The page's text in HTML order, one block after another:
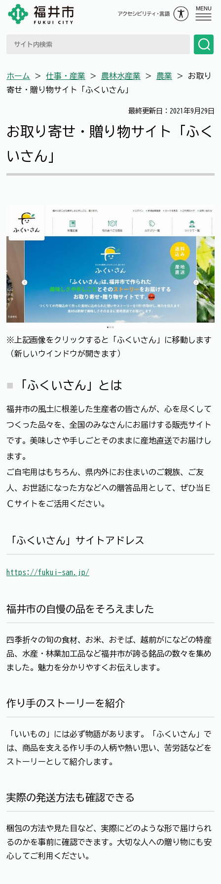
MENU
ホーム ＞ 仕事・産業 ＞ 農林水産業 ＞ 農業 ＞ お取り
寄せ・贈り物サイト「ふくいさん」
最終更新日：2021年9月29日
お取り寄せ・贈り物サイト「ふく
いさん」
※上記画像をクリックすると「ふくいさん」に移動します
（新しいウインドウが開きます）
「ふくいさん」とは
福井市の風土に根差した生産者の皆さんが、心を尽くして
つくった品々を、全国のみなさんにお届けする販売サイト
です。美味しさや手しごとそのままに産地直送でお届けし
ます。
ご自宅用はもちろん、県内外にお住まいのご親族、ご友
人、お世話になった方などへの贈答品用として、ぜひ当Ｅ
Ｃサイトをご活用ください。
「ふくいさん」サイトアドレス
https://fukui-san.jp/
福井市の自慢の品をそろえました
四季折々の旬の食材、お米、おそば、越前がになどの特産
品、水産・林業加工品など福井市が誇る銘品の数々を集め
ました。魅力を分かりやすくお伝えします。
作り手のストーリーを紹介
「いいもの」には必ず物語があります。「ふくいさん」で
は、商品を支える作り手の人柄や熱い思い、苦労話などを
ストーリーとして紹介します。
実際の発送方法も確認できる
梱包の方法や見た目など、実際にどのような形で届けられ
るのかを事前に確認できます。大切な人への贈り物にも安
心してご利用ください。